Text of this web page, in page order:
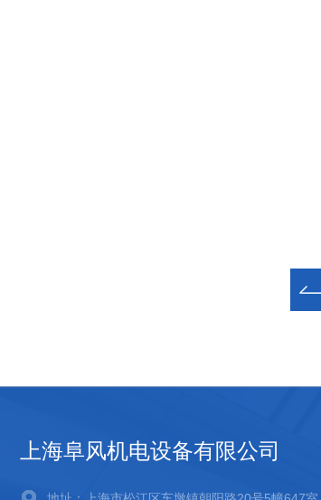
上海阜风机电设备有限公司